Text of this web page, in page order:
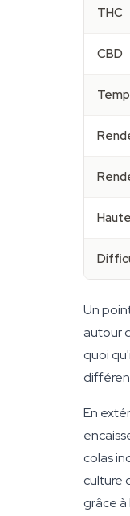
THC
CBD
Un
autour
quoi
En
colas
culture
grâce